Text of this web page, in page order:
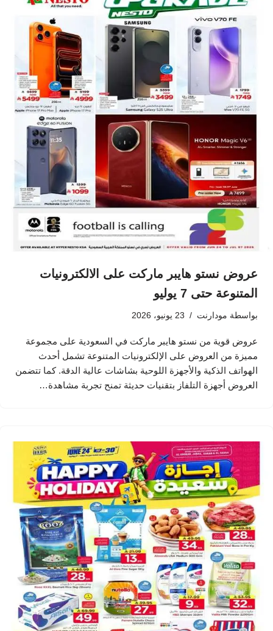
عروض نستو هايبر ماركت على الالكترونيات
المتنوعة حتى 7 يوليو
بواسطة مودارنت 23 يونيو، 2026
عروض قوية من نستو هايبر ماركت في السعودية على مجموعة
مميزة من العروض على الإلكترونيات المتنوعة تشمل أحدث
الهواتف الذكية والأجهزة اللوحية بشاشات عالية الدقة. كما تتضمن
العروض أجهزة التلفاز بتقنيات حديثة تمنح تجربة مشاهدة…